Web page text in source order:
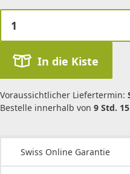
In die Kiste
Voraussichtlicher Liefertermin:
Bestelle innerhalb von 9 Std.
Swiss Online Garantie